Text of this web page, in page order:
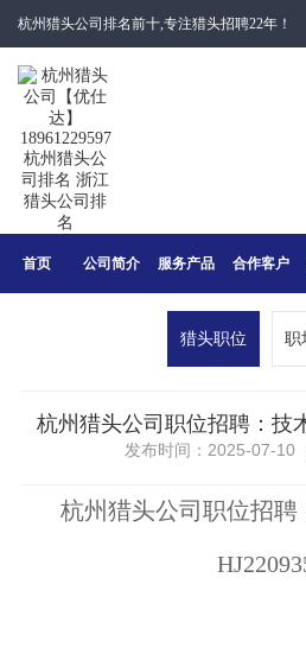
杭州猎头公司排名前十,专注猎头招聘22年！
首页 公司简介 服务产品 合作客户
猎头职位 职
杭州猎头公司职位招聘：技
发布时间：2025-07-10
杭州猎头公司职位招聘